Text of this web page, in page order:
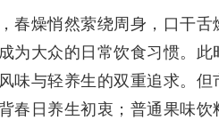
燥悄然萦绕周身，口干舌
为大众的日常饮食习惯。
味与轻养生的双重追求。
春日养生初衷；普通果味